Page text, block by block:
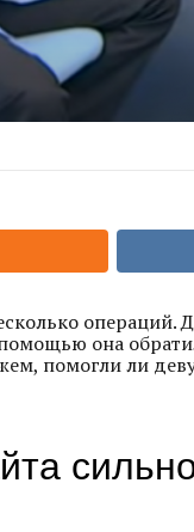
операций.
она
помогли ли